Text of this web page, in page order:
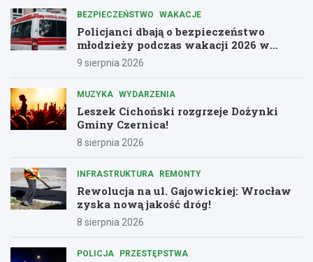
BEZPIECZEŃSTWO WAKACJE
Policjanci dbają o bezpieczeństwo
młodzieży podczas wakacji 2026 w
Dolnośląskiem
9 sierpnia 2026
MUZYKA WYDARZENIA
Leszek Cichoński rozgrzeje Dożynki
Gminy Czernica!
8 sierpnia 2026
INFRASTRUKTURA REMONTY
Rewolucja na ul. Gajowickiej: Wrocław
zyska nową jakość dróg!
8 sierpnia 2026
POLICJA PRZESTĘPSTWA